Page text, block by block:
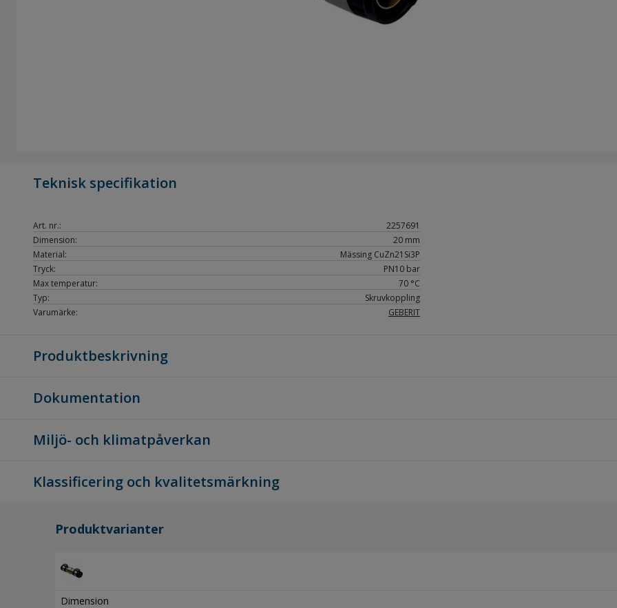
Teknisk specifikation
Art. nr.:
2257691
Dimension:
20 mm
Material:
Mässing CuZn21Si3P
Tryck:
PN10 bar
Max temperatur:
70 °C
Typ:
Skruvkoppling
Varumärke:
GEBERIT
Produktbeskrivning
Dokumentation
Miljö- och klimatpåverkan
Klassificering och kvalitetsmärkning
Produktvarianter
Dimension